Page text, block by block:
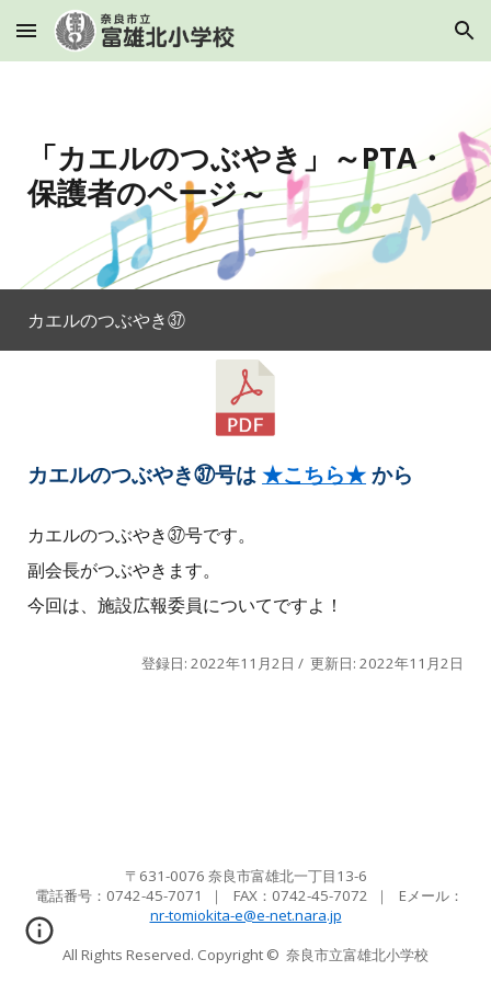
Skip to main content Skip to navigation
「カエルのつぶやき」～PTA・
保護者のページ～
カエルのつぶやき㊲
カエルのつぶやき㊲号は ★こちら★ から
カエルのつぶやき㊲号です。
副会長がつぶやきます。
今回は、施設広報委員についてですよ！
登録日: 2022年11月2日 / 更新日: 2022年11月2日
〒631-0076 奈良市富雄北一丁目13-6
電話番号：0742-45-7071
｜ FAX： 0742-45-7072 ｜ Eメール：
nr-tomiokita-e@e-net.nara.jp
All Rights Reserved. Copyright © 奈良市立富雄北小学校